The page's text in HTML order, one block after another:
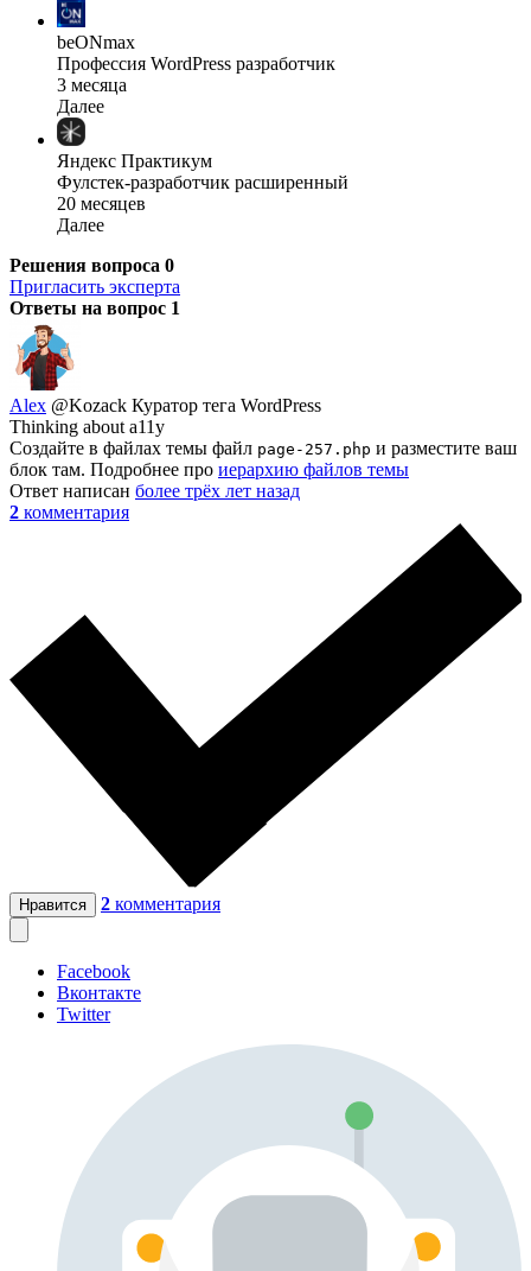
beONmax
Профессия WordPress разработчик
3 месяца
Далее
Яндекс Практикум
Фулстек-разработчик расширенный
20 месяцев
Далее
Решения вопроса 0
Пригласить эксперта
Ответы на вопрос 1
Alex @Kozack Куратор тега WordPress
Thinking about a11y
Создайте в файлах темы файл page-257.php и разместите ваш
блок там. Подробнее про иерархию файлов темы
Ответ написан более трёх лет назад
2 комментария
Нравится 2 комментария
Facebook
Вконтакте
Twitter